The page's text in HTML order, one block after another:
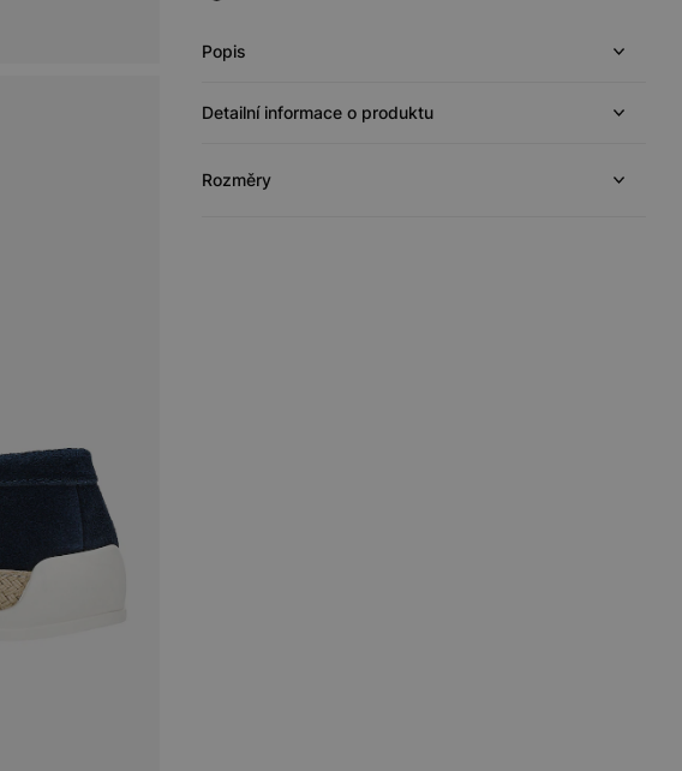
Popis
Detailní informace o produktu
Rozměry